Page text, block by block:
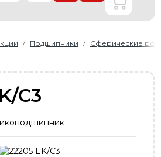
Подшипники Сферические
C3